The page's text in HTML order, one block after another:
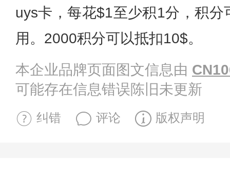
uys卡，每花$1至少积1分，积分
用。2000积分可以抵扣10$。
本企业品牌页面图文信息由
可能存在信息错误陈旧未更新
纠错 评论 版权声明